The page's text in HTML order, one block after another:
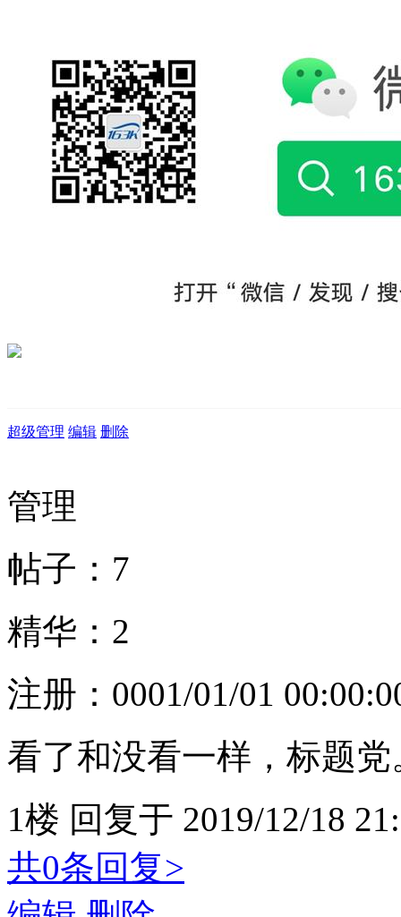
超级管理 编辑 删除
管理
帖子：7
精华：2
注册： 0001/01/01
看了和没看一样，标题党
1楼 回复于 2019/12/18
共0条回复>